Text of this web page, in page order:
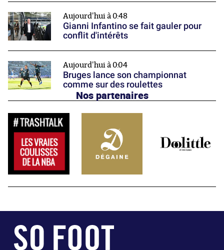
Aujourd'hui à 0:48
Gianni Infantino se fait gauler pour
conflit d'intérêts
Aujourd'hui à 0:04
Bruges lance son championnat
comme sur des roulettes
Nos partenaires